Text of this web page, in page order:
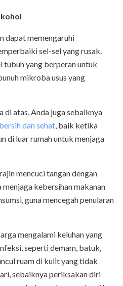
dapat memengaruhi
sel-sel yang rusak.
tubuh yang berperan untuk
mikroba usus yang
di atas, Anda juga sebaiknya
dan sehat , baik ketika
di luar rumah untuk menjaga
mencuci tangan dengan
menjaga kebersihan makanan
guna mencegah penularan
mengalami keluhan yang
seperti demam, batuk,
ruam di kulit yang tidak
sebaiknya periksakan diri